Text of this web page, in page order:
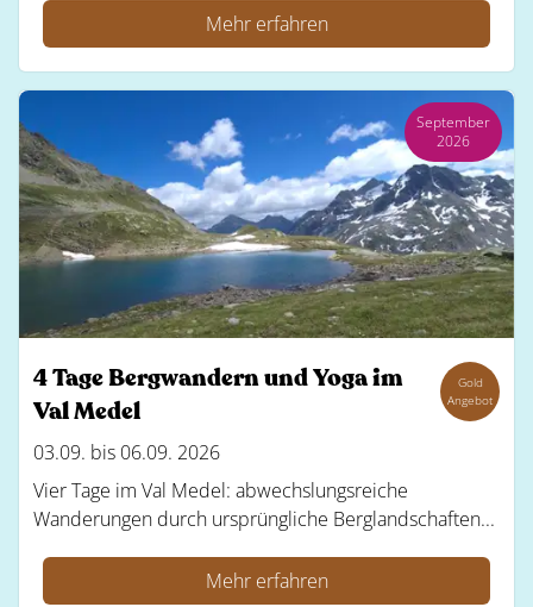
Mehr erfahren
September
2026
4 Tage Bergwandern und Yoga im
Val Medel
Gold
Angebot
03.09. bis 06.09. 2026
Vier Tage im Val Medel: abwechslungsreiche
Wanderungen durch ursprüngliche Berglandschaften...
Mehr erfahren